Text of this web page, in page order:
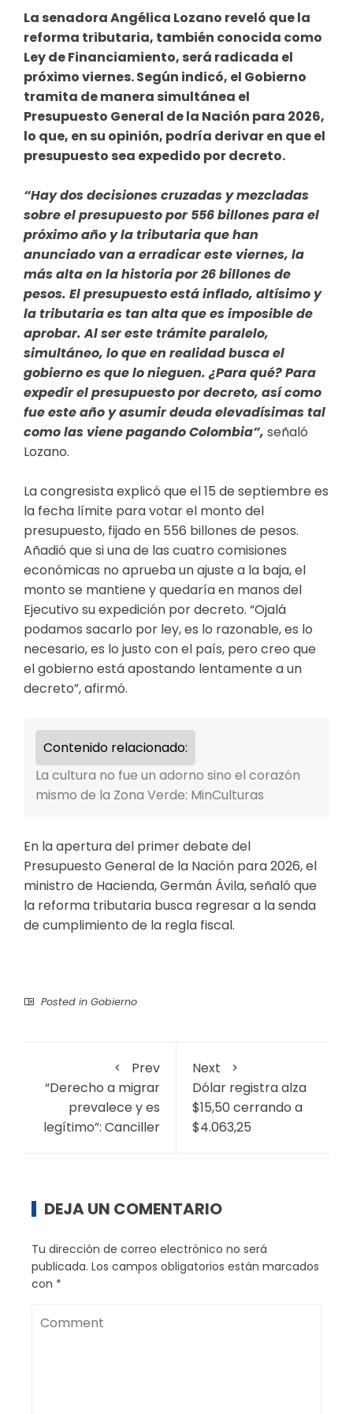
La senadora Angélica Lozano reveló que la
reforma tributaria, también conocida como
Ley de Financiamiento, será radicada el
próximo viernes. Según indicó, el Gobierno
tramita de manera simultánea el
Presupuesto General de la Nación para 2026,
lo que, en su opinión, podría derivar en que el
presupuesto sea expedido por decreto.
“Hay dos decisiones cruzadas y mezcladas
sobre el presupuesto por 556 billones para el
próximo año y la tributaria que han
anunciado van a erradicar este viernes, la
más alta en la historia por 26 billones de
pesos. El presupuesto está inflado, altísimo y
la tributaria es tan alta que es imposible de
aprobar. Al ser este trámite paralelo,
simultáneo, lo que en realidad busca el
gobierno es que lo nieguen. ¿Para qué? Para
expedir el presupuesto por decreto, así como
fue este año y asumir deuda elevadísimas tal
como las viene pagando Colombia”, señaló
Lozano.
La congresista explicó que el 15 de septiembre es
la fecha límite para votar el monto del
presupuesto, fijado en 556 billones de pesos.
Añadió que si una de las cuatro comisiones
económicas no aprueba un ajuste a la baja, el
monto se mantiene y quedaría en manos del
Ejecutivo su expedición por decreto. “Ojalá
podamos sacarlo por ley, es lo razonable, es lo
necesario, es lo justo con el país, pero creo que
el gobierno está apostando lentamente a un
decreto”, afirmó.
Contenido relacionado:
La cultura no fue un adorno sino el corazón
mismo de la Zona Verde: MinCulturas
En la apertura del primer debate del
Presupuesto General de la Nación para 2026, el
ministro de Hacienda, Germán Ávila, señaló que
la reforma tributaria busca regresar a la senda
de cumplimiento de la regla fiscal.
Posted in Gobierno
Prev
“Derecho a migrar
prevalece y es
legítimo”: Canciller
Next
Dólar registra alza
$15,50 cerrando a
$4.063,25
DEJA UN COMENTARIO
Tu dirección de correo electrónico no será
publicada. Los campos obligatorios están marcados
con *